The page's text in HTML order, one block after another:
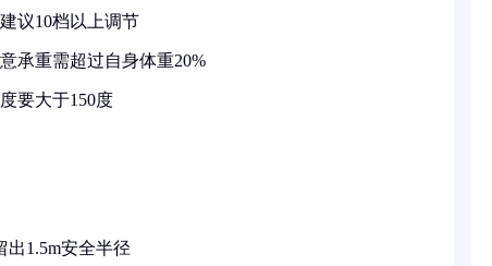
议10档以上调节
承重需超过自身体重20%
要大于150度
出1.5m安全半径